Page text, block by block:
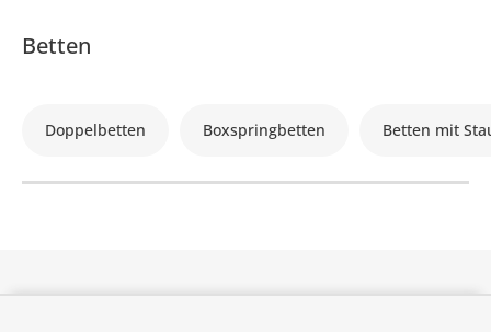
Betten
Doppelbetten Boxspringbetten Betten mit